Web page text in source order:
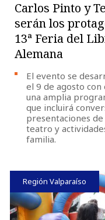
Carlos Pinto y
serán los
13ª Feria del
Alemana
El evento se
el 9 de agosto
una amplia
que incluirá
presentaciones
teatro y
familia.
Región Valparaíso